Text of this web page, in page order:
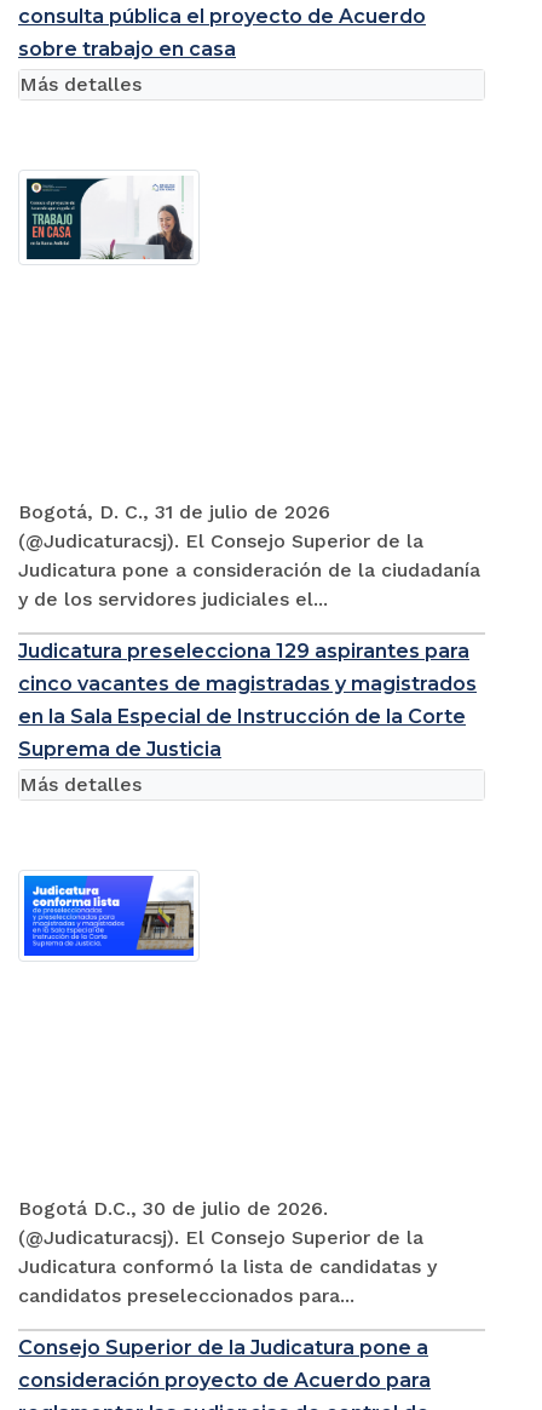
consulta pública el proyecto de Acuerdo
sobre trabajo en casa
Bogotá, D. C., 31 de julio de 2026
(@Judicaturacsj). El Consejo Superior de la
Judicatura pone a consideración de la ciudadanía
y de los servidores judiciales el...
Más detalles
Judicatura preselecciona 129 aspirantes para
cinco vacantes de magistradas y magistrados
en la Sala Especial de Instrucción de la Corte
Suprema de Justicia
Bogotá D.C., 30 de julio de 2026.
(@Judicaturacsj). El Consejo Superior de la
Judicatura conformó la lista de candidatas y
candidatos preseleccionados para...
Más detalles
Consejo Superior de la Judicatura pone a
consideración proyecto de Acuerdo para